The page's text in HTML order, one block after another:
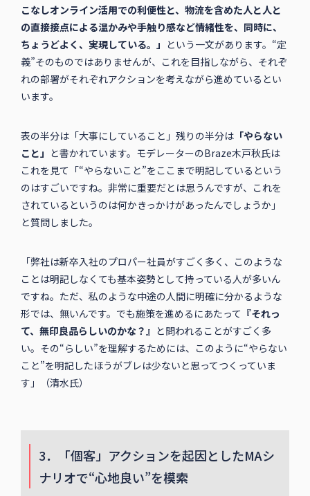
こなしオンライン活用での利便性と、物流を含めた人と人と
の直接接点による温かみや手触り感など情緒性を、同時に、
ちょうどよく、実現している。」 という一文があります。“定
義”そのものではありませんが、これを目指しながら、それぞ
れの部署がそれぞれアクションを考えながら進めているとい
います。
表の半分は「大事にしていること」残りの半分は「やらない
こと」 と書かれています。モデレーターのBraze木戸秋氏は
これを見て「“やらないこと”をここまで明記しているという
のはすごいですね。非常に重要だとは思うんですが、これを
されているというのは何かきっかけがあったんでしょうか」
と質問しました。
「弊社は新卒入社のプロパー社員がすごく多く、このような
ことは明記しなくても基本姿勢として持っている人が多いん
ですね。ただ、私のような中途の人間に明確に分かるような
形では、無いんです。でも施策を進めるにあたって 『それっ
て、無印良品らしいのかな？』 と問われることがすごく多
い。その“らしい”を理解するためには、このように“やらない
こと”を明記したほうがブレは少ないと思ってつくっていま
す」（清水氏）
3．「個客」アクションを起因としたMAシ
ナリオで“心地良い”を模索